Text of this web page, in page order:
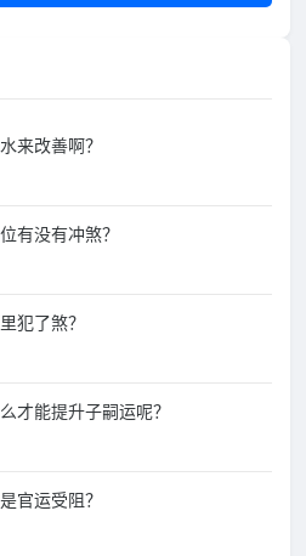
来改善啊？
有没有冲煞？
犯了煞？
才能提升子嗣运呢？
官运受阻？